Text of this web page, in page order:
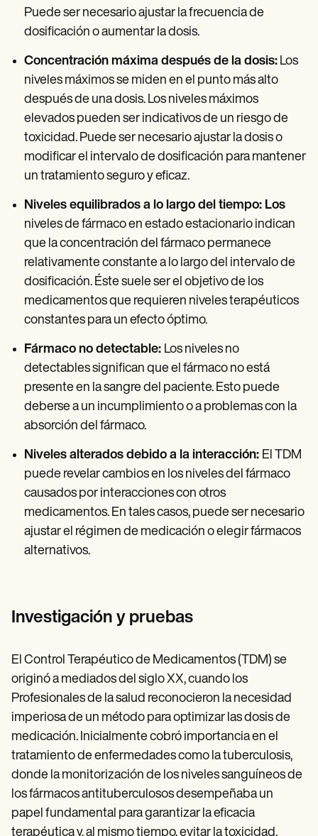
Puede ser necesario ajustar la frecuencia de
dosificación o aumentar la dosis.
Concentración máxima después de la dosis: Los
niveles máximos se miden en el punto más alto
después de una dosis. Los niveles máximos
elevados pueden ser indicativos de un riesgo de
toxicidad. Puede ser necesario ajustar la dosis o
modificar el intervalo de dosificación para mantener
un tratamiento seguro y eficaz.
Niveles equilibrados a lo largo del tiempo: Los
niveles de fármaco en estado estacionario indican
que la concentración del fármaco permanece
relativamente constante a lo largo del intervalo de
dosificación. Éste suele ser el objetivo de los
medicamentos que requieren niveles terapéuticos
constantes para un efecto óptimo.
Fármaco no detectable: Los niveles no
detectables significan que el fármaco no está
presente en la sangre del paciente. Esto puede
deberse a un incumplimiento o a problemas con la
absorción del fármaco.
Niveles alterados debido a la interacción: El TDM
puede revelar cambios en los niveles del fármaco
causados por interacciones con otros
medicamentos. En tales casos, puede ser necesario
ajustar el régimen de medicación o elegir fármacos
alternativos.
Investigación y pruebas
El Control Terapéutico de Medicamentos (TDM) se
originó a mediados del siglo XX, cuando los
Profesionales de la salud reconocieron la necesidad
imperiosa de un método para optimizar las dosis de
medicación. Inicialmente cobró importancia en el
tratamiento de enfermedades como la tuberculosis,
donde la monitorización de los niveles sanguíneos de
los fármacos antituberculosos desempeñaba un
papel fundamental para garantizar la eficacia
terapéutica y, al mismo tiempo, evitar la toxicidad.